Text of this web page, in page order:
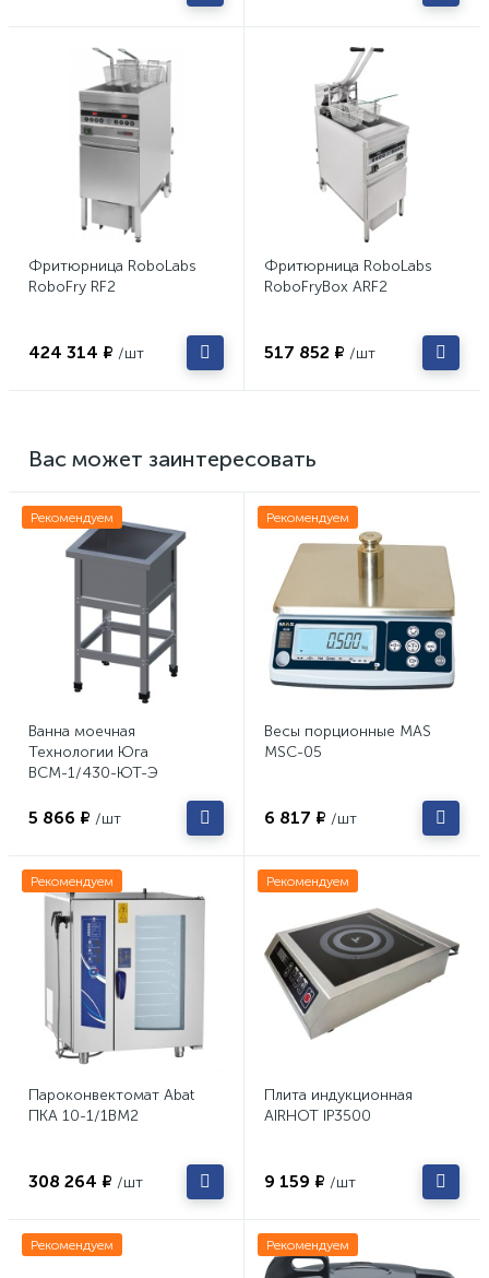
Фритюрница RoboLabs
RoboFry RF2
424 314 ₽ /шт
Фритюрница RoboLabs
RoboFryBox ARF2
517 852 ₽ /шт
Вас может заинтересовать
Рекомендуем
Ванна моечная
Технологии Юга
ВСМ-1/430-ЮТ-Э
5 866 ₽ /шт
Рекомендуем
Весы порционные MAS
MSC-05
6 817 ₽ /шт
Рекомендуем
Пароконвектомат Abat
ПКА 10-1/1ВМ2
308 264 ₽ /шт
Рекомендуем
Плита индукционная
AIRHOT IP3500
9 159 ₽ /шт
Рекомендуем Рекомендуем